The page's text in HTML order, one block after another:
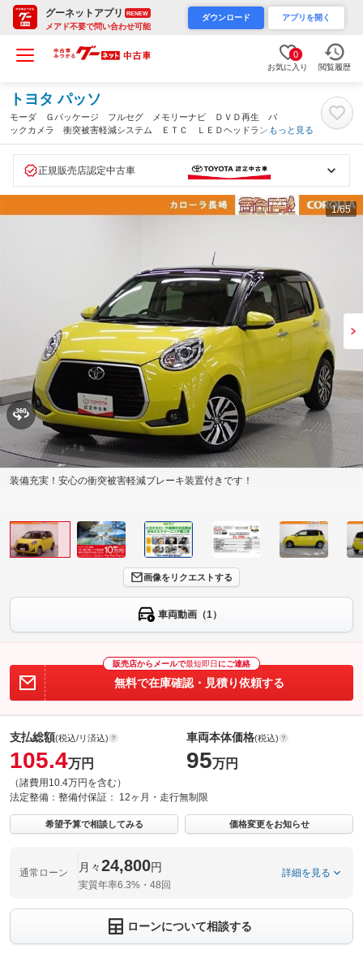
グーネットアプリ RENEW
メアド不要で問い合わせ可能
ダウンロード アプリを開く
0
お気に入り 閲覧履歴
トヨタ パッソ
モーダ Ｇパッケージ フルセグ メモリーナビ ＤＶＤ再生 バ
ックカメラ 衝突被害軽減システム ＥＴＣ ＬＥＤヘッドラン
プ 記録簿 アイドリングストップ（長崎県）
もっと見る
正規販売店認定中古車
1/65
装備充実！安心の衝突被害軽減ブレーキ装置付きです！
画像をリクエストする
車両動画（1）
販売店からメールで最短即日 にご連絡
無料で在庫確認・見積り依頼する
支払総額(税込/リ済込)
105.4万円
（諸費用10.4万円を含む）
車両本体価格(税込)
95万円
法定整備： 整備付保証： 12ヶ月・走行無制限
希望予算で相談してみる 価格変更をお知らせ
通常ローン 月々24,800円
実質年率6.3%・48回
詳細を見る
ローンについて相談する